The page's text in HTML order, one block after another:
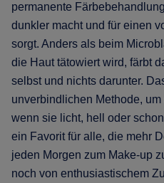
permanente
dunkler macht und für einen
sorgt. Anders als beim
die Haut tätowiert wird, färbt
selbst und nichts darunter.
unverbindlichen Methode,
wenn sie licht, hell oder
ein Favorit für alle, die mehr
jeden Morgen zum Make-up
noch von enthusiastischem